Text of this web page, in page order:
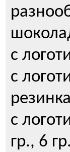
с
с
с
гр., 6